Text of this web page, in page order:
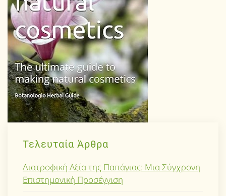
Τελευταία Άρθρα
Διατροφική Αξία της Παπάγιας: Μια Σύγχρονη
Επιστημονική Προσέγγιση